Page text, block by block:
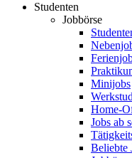
Studenten
Jobbörse
Minijobs
Home-
Jobs ab
Beliebte